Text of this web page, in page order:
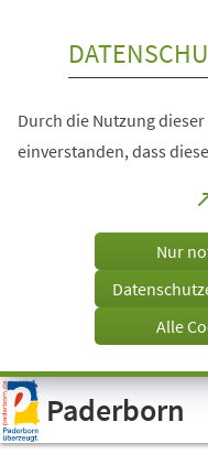
Visuelle
Assistenzsoftware
öffnen.
Durch die Nutzung
einverstanden, dass
Nur
Alle
Paderborn